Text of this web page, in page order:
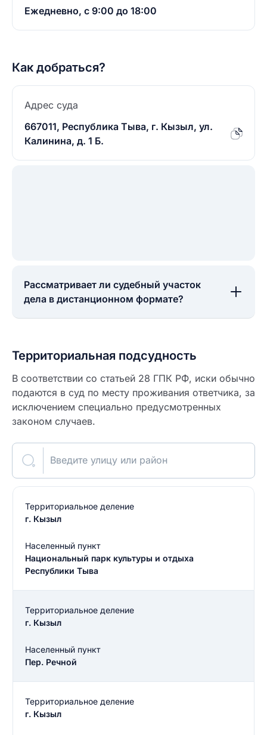
Ежедневно, с 9:00 до 18:00
Как добраться?
Адрес суда
667011, Республика Тыва, г. Кызыл, ул.
Калинина, д. 1 Б.
Рассматривает ли судебный участок
дела в дистанционном формате?
Территориальная подсудность
В соответствии со статьей 28 ГПК РФ, иски обычно
подаются в суд по месту проживания ответчика, за
исключением специально предусмотренных
законом случаев.
Введите улицу или район
Территориальное деление
г. Кызыл
Населенный пункт
Национальный парк культуры и отдыха
Республики Тыва
Территориальное деление
г. Кызыл
Населенный пункт
Пер. Речной
Территориальное деление
г. Кызыл